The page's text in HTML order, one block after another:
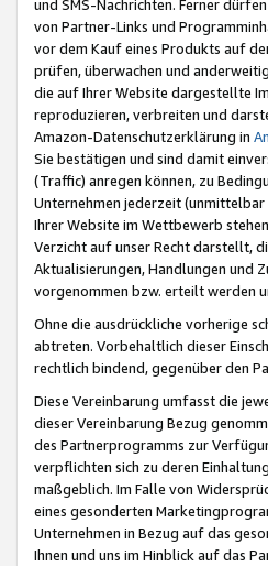
und SMS-Nachrichten. Ferner
von Partner-Links und
vor dem Kauf eines Produkts auf
prüfen, überwachen und
die auf Ihrer Website dargestellte
reproduzieren, verbreiten und
Amazon-Datenschutzerklärung in
Sie bestätigen und sind damit
(Traffic) anregen können, zu
Unternehmen jederzeit
Ihrer Website im Wettbewerb
Verzicht auf unser Recht darstellt,
Aktualisierungen, Handlungen und
vorgenommen bzw. erteilt werden
Ohne die ausdrückliche vorherige
abtreten. Vorbehaltlich dieser
rechtlich bindend, gegenüber den
Diese Vereinbarung umfasst die
dieser Vereinbarung Bezug
des Partnerprogramms zur
verpflichten sich zu deren
maßgeblich. Im Falle von
eines gesonderten
Unternehmen in Bezug auf das
Ihnen und uns im Hinblick auf das